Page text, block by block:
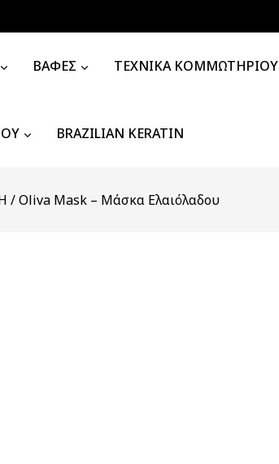
ΒΑΦΕΣ ΤΕΧΝΙΚΑ ΚΟΜΜΩΤΗΡΙΟΥ
BRAZILIAN KERATIN
/Oliva Mask – Μάσκα Ελαιόλαδου